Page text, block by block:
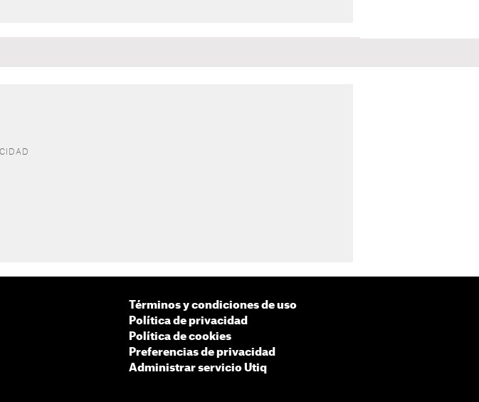
Términos y condiciones de uso
Política de privacidad
Política de cookies
Preferencias de privacidad
Administrar servicio Utiq